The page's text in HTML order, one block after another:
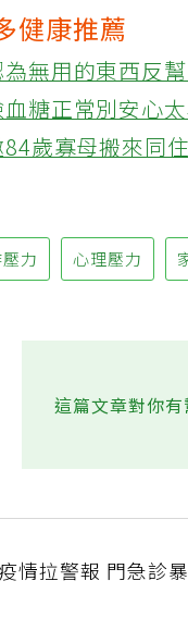
健康推薦
無用的東西反
糖正常別安心
歲寡母搬來同
壓力 心理壓力
這篇文章對你有
情拉警報 門急診